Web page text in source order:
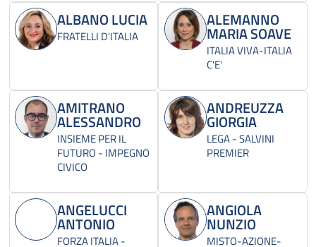
ALBANO LUCIA
FRATELLI D'ITALIA
ALEMANNO
MARIA SOAVE
ITALIA VIVA-ITALIA
C'E'
AMITRANO
ALESSANDRO
INSIEME PER IL
FUTURO - IMPEGNO
CIVICO
ANDREUZZA
GIORGIA
LEGA - SALVINI
PREMIER
ANGELUCCI
ANTONIO
FORZA ITALIA -
ANGIOLA
NUNZIO
MISTO-AZIONE-